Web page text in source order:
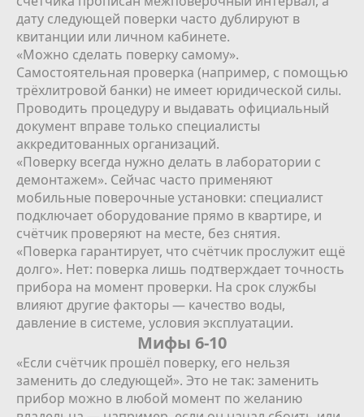
дату следующей поверки часто дублируют в
квитанции или личном кабинете.
«Можно сделать поверку самому».
Самостоятельная проверка (например, с помощью
трёхлитровой банки) не имеет юридической силы.
Проводить процедуру и выдавать официальный
документ вправе только специалисты
аккредитованных организаций.
«Поверку всегда нужно делать в лаборатории с
демонтажем». Сейчас часто применяют
мобильные поверочные установки: специалист
подключает оборудование прямо в квартире, и
счётчик проверяют на месте, без снятия.
«Поверка гарантирует, что счётчик прослужит ещё
долго». Нет: поверка лишь подтверждает точность
прибора на момент проверки. На срок службы
влияют другие факторы — качество воды,
давление в системе, условия эксплуатации.
Мифы 6-10
«Если счётчик прошёл поверку, его нельзя
заменить до следующей». Это не так: заменить
прибор можно в любой момент по желанию